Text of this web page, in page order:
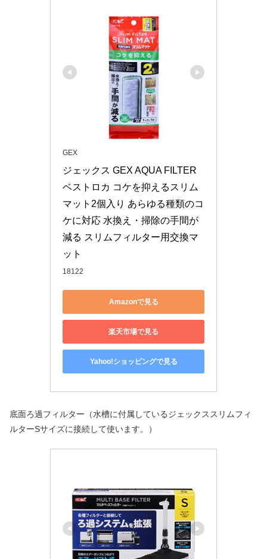
GEX
ジェックス GEX AQUA FILTER
ベストロカ コケを抑えるスリム
マット2個入り あらゆる種類のコ
ケに対応 水換え・掃除の手間が
減る スリムフィルター用交換マ
ット
18122
Amazonで見る
楽天市場で見る
Yahoo!ショッピングで見る
底面ろ過フィルター（水槽に付属しているジェックススリムフィ
ルターSサイズに接続して使います。）